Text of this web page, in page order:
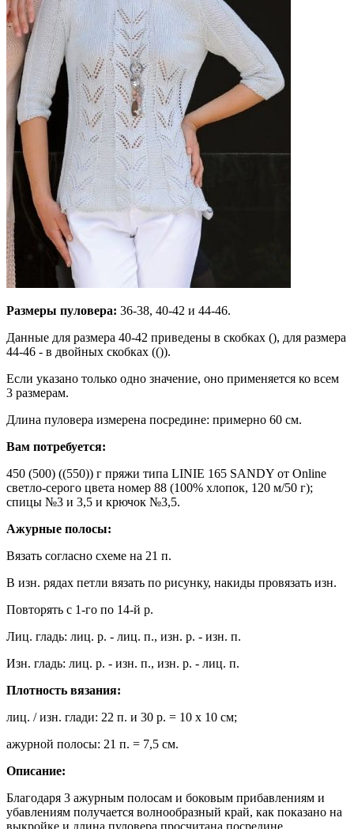
Размеры пуловера: 36-38, 40-42 и 44-46.
Данные для размера 40-42 приведены в скобках (), для размера
44-46 - в двойных скобках (()).
Если указано только одно значение, оно применяется ко всем
3 размерам.
Длина пуловера измерена посредине: примерно 60 см.
Вам потребуется:
450 (500) ((550)) г пряжи типа LINIE 165 SANDY от Online
светло-серого цвета номер 88 (100% хлопок, 120 м/50 г);
спицы №3 и 3,5 и крючок №3,5.
Ажурные полосы:
Вязать согласно схеме на 21 п.
В изн. рядах петли вязать по рисунку, накиды провязать изн.
Повторять с 1-го по 14-й р.
Лиц. гладь: лиц. р. - лиц. п., изн. р. - изн. п.
Изн. гладь: лиц. р. - изн. п., изн. р. - лиц. п.
Плотность вязания:
лиц. / изн. глади: 22 п. и 30 р. = 10 х 10 см;
ажурной полосы: 21 п. = 7,5 см.
Описание:
Благодаря 3 ажурным полосам и боковым прибавлениям и
убавлениям получается волнообразный край, как показано на